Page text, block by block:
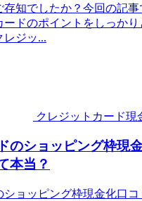
存知でしたか？今回の記
ードのポイントをしっか
レジッ...
クレジットカード現
のショッピング枠現
本当？
ショッピング枠現金化口コ